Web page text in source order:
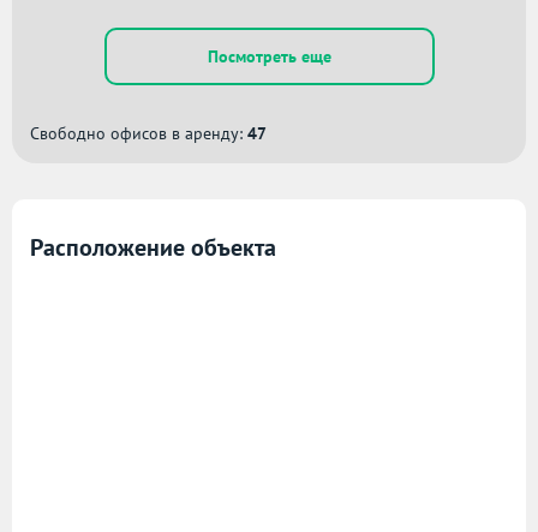
Посмотреть еще
Свободно офисов в аренду: 47
Расположение объекта